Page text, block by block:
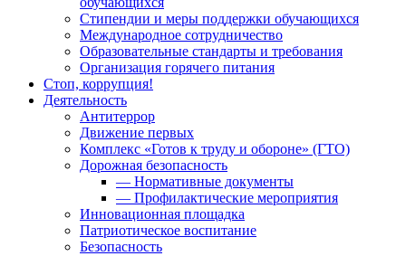
Стипендии и меры поддержки обучающихся
Международное сотрудничество
Образовательные стандарты и требования
Организация горячего питания
Стоп, коррупция!
Деятельность
Антитеррор
Движение первых
Комплекс «Готов к труду и обороне» (ГТО)
Дорожная безопасность
— Нормативные документы
— Профилактические мероприятия
Инновационная площадка
Патриотическое воспитание
Безопасность